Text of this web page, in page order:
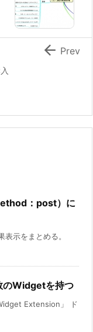
 Prev
：post）に
示をまとめる。
Widgetを持つ
Extension」 ド